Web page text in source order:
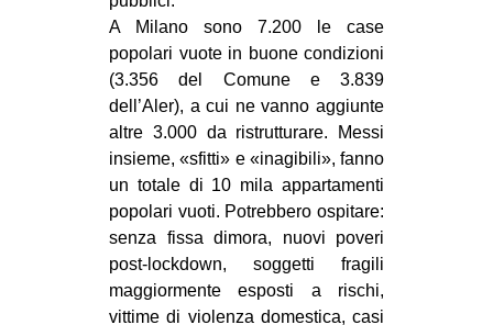
AMERICHE
ESTREMO ORIENTE
EUROPA
MEDIO ORIENTE
EVENTI
in
A Milano sono 7.200 le case
popolari vuote in buone condizioni
(3.356 del Comune e 3.839
dell’Aler), a cui ne vanno aggiunte
altre 3.000 da ristrutturare. Messi
insieme, «sfitti» e «inagibili», fanno
un totale di 10 mila appartamenti
popolari vuoti. Potrebbero ospitare:
senza fissa dimora, nuovi poveri
post-lockdown, soggetti fragili
maggiormente esposti a rischi,
vittime di violenza domestica, casi